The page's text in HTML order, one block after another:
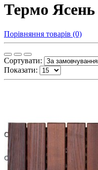
Термо Ясень
Порівняння товарів (0)
Сортувати:
Показати: